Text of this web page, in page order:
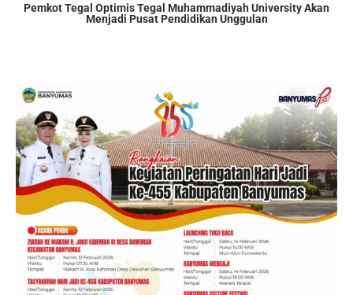
Pemkot Tegal Optimis Tegal Muhammadiyah University Akan
Menjadi Pusat Pendidikan Unggulan